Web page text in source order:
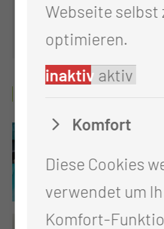
GALERIE
Webseite selbst
optimieren.
inaktiv aktiv
Komfort
Diese Cookies
verwendet um
Komfort-